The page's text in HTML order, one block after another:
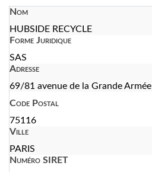
Nom
HUBSIDE RECYCLE
Forme Juridique
SAS
Adresse
69/81 avenue de la Grande Armée
Code Postal
75116
Ville
PARIS
Numéro SIRET